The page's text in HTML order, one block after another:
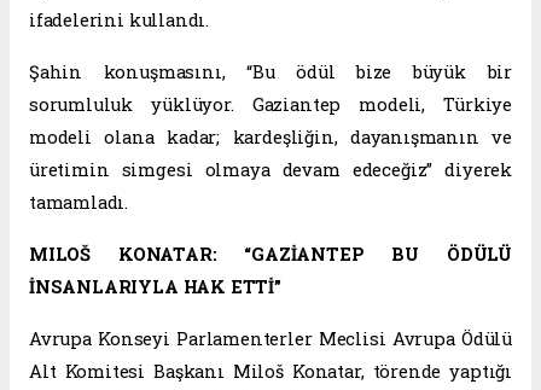
ifadelerini kullandı.
Şahin konuşmasını, “Bu ödül bize büyük bir
sorumluluk yüklüyor. Gaziantep modeli, Türkiye
modeli olana kadar; kardeşliğin, dayanışmanın ve
üretimin simgesi olmaya devam edeceğiz” diyerek
tamamladı.
MILOŠ KONATAR: “GAZİANTEP BU ÖDÜLÜ
İNSANLARIYLA HAK ETTİ”
Avrupa Konseyi Parlamenterler Meclisi Avrupa Ödülü
Alt Komitesi Başkanı Miloš Konatar, törende yaptığı